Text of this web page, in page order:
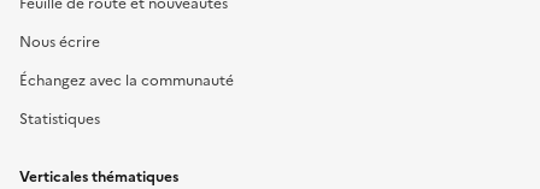
Nous écrire
Échangez avec la communauté
Statistiques
Verticales thématiques